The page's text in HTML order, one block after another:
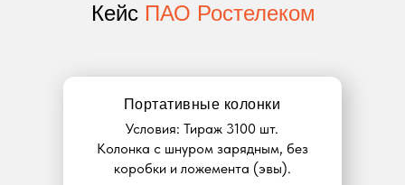
Кейс ПАО Ростелеком
Портативные колонки
Условия: Тираж 3100 шт.
Колонка с шнуром зарядным, без
коробки и ложемента (эвы).